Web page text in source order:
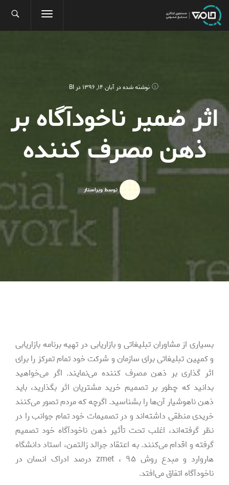
نوشته شده در آبان 14, 1396 در BI
اثر ضمیر ناخودآگاه بر
ذهن مصرف کننده
توسط ویراستار
بسیاری از مشاوران تبلیغاتی و بازاریابی در تهیه برنامه بازاریابی
و کمپین تبلیغاتی برای سازمان و شرکت خود تمام تمرکز را برای
اثر گذاری بر ذهن مصرف کننده می‌نمایند. اگر می‌خواهید
بدانید که چطور بر تصمیم خرید مشتریان اثر بگذارید، باید
ذهن ناهوشیار آن‌ها را بشناسید. اگرچه که مردم تصور می‌کنند
خریدی منطقی داشته‌اند و در تصمیمات خود تمام جوانب را در
نظر گرفته‌اند، اغلب تحت تأثیر ذهن ناخودآگاه خود تصمیم
گرفته و اقدام می‌کنند. به اعتقاد جرالد زالتمن، استاد دانشگاه
هاروارد و مبدع روش zmet ، ۹۵ درصد ادراک انسان در
ناخودآگاه اتفاق می‌افتد.